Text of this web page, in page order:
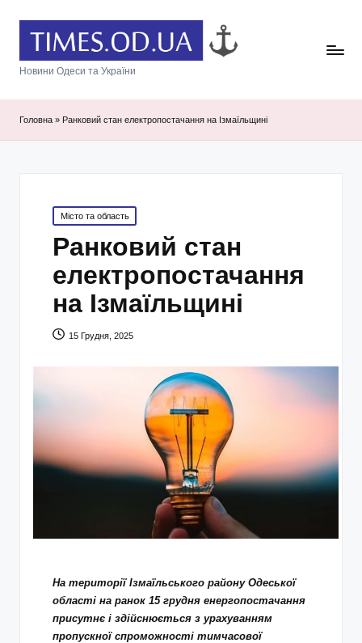
Новини Одеси та України
Головна » Ранковий стан електропостачання на Ізмаїльщині
Posted
in
Місто та область
Ранковий стан
електропостачання
на Ізмаїльщині
15 Грудня, 2025
На території Ізмаїльського району Одеської
області на ранок 15 грудня енергопостачання
присутнє і здійснюється з урахуванням
пропускної спроможності тимчасової